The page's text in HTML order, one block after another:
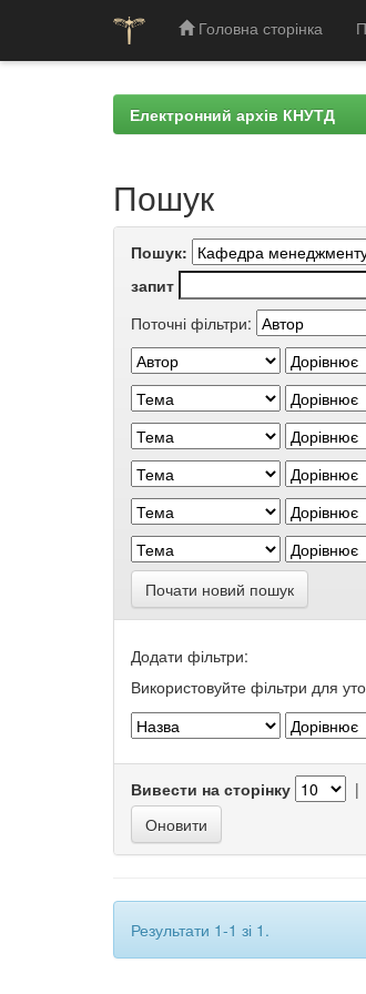
Головна сторінка
Електронний архів КНУТД
Пошук
Пошук:
запит
Поточні фільтри:
Почати новий пошук
Додати фільтри:
Використовуйте фільтри для
Вивести на сторінку |
Результати 1-1 зі 1.